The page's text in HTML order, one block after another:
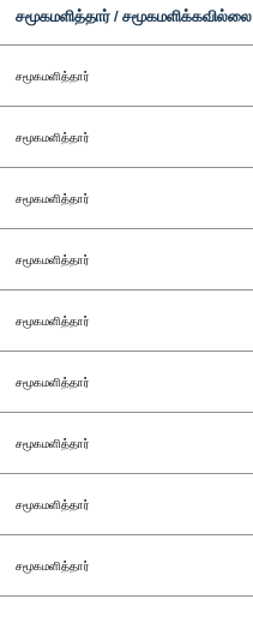
சமூகமளித்தார் / சமூகமளிக்கவில்லை
சமூகமளித்தார்
சமூகமளித்தார்
சமூகமளித்தார்
சமூகமளித்தார்
சமூகமளித்தார்
சமூகமளித்தார்
சமூகமளித்தார்
சமூகமளித்தார்
சமூகமளித்தார்